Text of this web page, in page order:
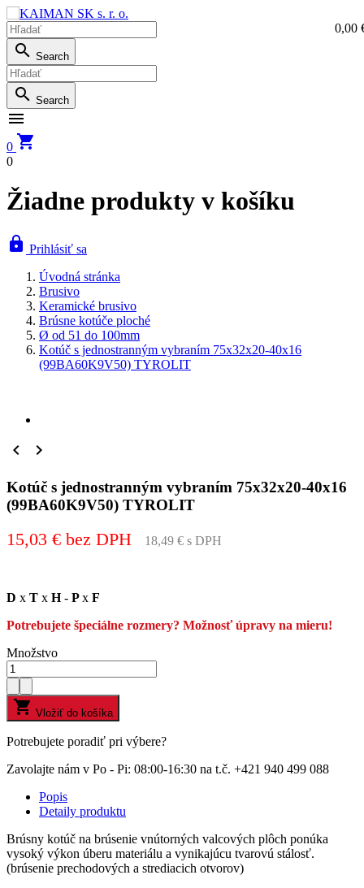
 Search
 Search

0 
0
0,00
Žiadne produkty v košíku
 Prihlásiť sa
Úvodná stránka
Brusivo
Keramické brusivo
Brúsne kotúče ploché
Ø od 51 do 100mm
Kotúč s jednostranným vybraním 75x32x20-40x16
(99BA60K9V50) TYROLIT
 
Kotúč s jednostranným vybraním 75x32x20-40x16
(99BA60K9V50) TYROLIT
15,03 € bez DPH 18,49 € s DPH
D x T x H- Px F
Potrebujete špeciálne rozmery? Možnosť úpravy na mieru!
Množstvo
 Vložiť do košíka
Potrebujete poradiť pri výbere?
Zavolajte nám v Po - Pi: 08:00-16:30 na t.č. +421 940 499 088
Popis
Detaily produktu
Brúsny kotúč na brúsenie vnútorných valcových plôch ponúka
vysoký výkon úberu materiálu a vynikajúcu tvarovú stálosť.
(brúsenie prechodových a strediacich otvorov)